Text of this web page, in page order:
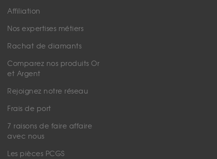
Affiliation
Nos expertises métiers
Rachat de diamants
Comparez nos produits Or
et Argent
Rejoignez notre réseau
Frais de port
7 raisons de faire affaire
avec nous
Les pièces PCGS